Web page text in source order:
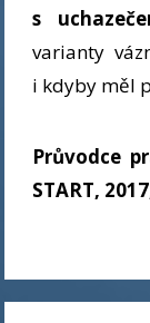
s
varianty
i kdyby měl
Průvodce
START,